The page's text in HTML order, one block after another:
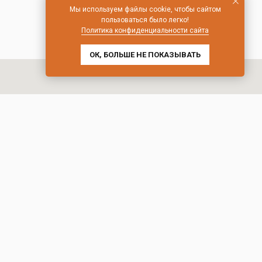
Мы используем файлы cookie, чтобы сайтом
пользоваться было легко!
Политика конфиденциальности сайта
ОК, БОЛЬШЕ НЕ ПОКАЗЫВАТЬ